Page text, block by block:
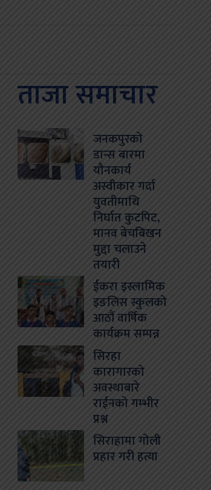
ताजा समाचार
जनकपुरको
डान्स बारमा
यौनकार्य
अस्वीकार गर्दा
युवतीमाथि
निर्घात कुटपिट,
मानव बेचबिखन
मुद्दा चलाउने
तयारी
ईकरा इस्लामिक
इङलिस स्कुलको
आठौं वार्षिक
कार्यक्रम सम्पन्न
सिरहा
कारागारको
अवस्थाबारे
राईनको गम्भीर
प्रश्न
सिराहामा गोली
प्रहार गरी हत्या